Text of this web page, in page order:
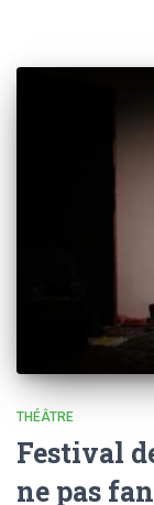
THÉÂTRE
Festival
ne pas